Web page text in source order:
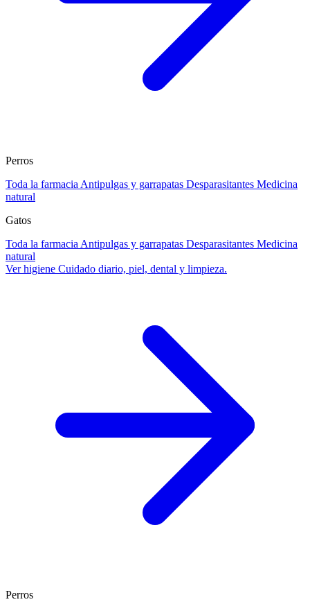
Perros
Toda la farmacia Antipulgas y garrapatas Desparasitantes Medicina
natural
Gatos
Toda la farmacia Antipulgas y garrapatas Desparasitantes Medicina
natural
Ver higiene Cuidado diario, piel, dental y limpieza.
Perros